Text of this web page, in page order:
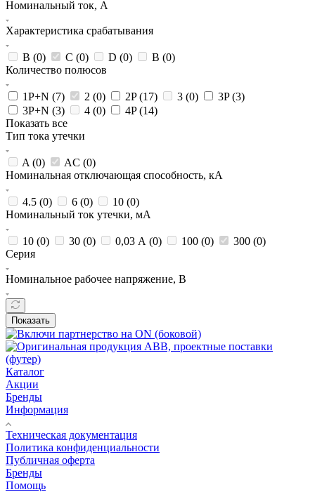
Номинальный ток, А
Характеристика срабатывания
B (0) C (0) D (0) В (0)
Количество полюсов
1P+N (7) 2 (0) 2P (17) 3 (0) 3P (3)
3P+N (3) 4 (0) 4P (14)
Показать все
Тип тока утечки
A (0) AC (0)
Номинальная отключающая способность, кА
4.5 (0) 6 (0) 10 (0)
Номинальный ток утечки, мА
10 (0) 30 (0) 0,03 А (0) 100 (0) 300 (0)
Серия
Номинальное рабочее напряжение, В
Показать
Каталог
Акции
Бренды
Информация
Техническая документация
Политика конфиденциальности
Публичная оферта
Бренды
Помощь